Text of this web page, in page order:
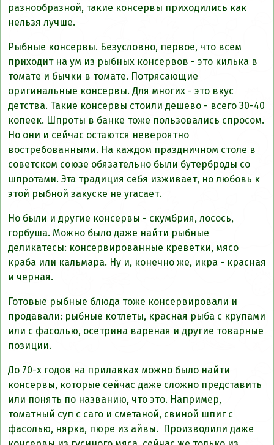
разнообразной, такие консервы приходились как
нельзя лучше.
Рыбные консервы. Безусловно, первое, что всем
приходит на ум из рыбных консервов - это килька в
томате и бычки в томате. Потрясающие
оригинальные консервы. Для многих - это вкус
детства. Такие консервы стоили дешево - всего 30-40
копеек. Шпроты в банке тоже пользовались спросом.
Но они и сейчас остаются невероятно
востребованными. На каждом праздничном столе в
советском союзе обязательно были бутерброды со
шпротами. Эта традиция себя изживает, но любовь к
этой рыбной закуске не угасает.
Но были и другие консервы - скумбрия, лосось,
горбуша. Можно было даже найти рыбные
деликатесы: консервированные креветки, мясо
краба или кальмара. Ну и, конечно же, икра - красная
и черная.
Готовые рыбные блюда тоже консервировали и
продавали: рыбные котлеты, красная рыба с крупами
или с фасолью, осетрина вареная и другие товарные
позиции.
До 70-х годов на прилавках можно было найти
консервы, которые сейчас даже сложно представить
или понять по названию, что это. Например,
томатный суп с саго и сметаной, свиной шпиг с
фасолью, нярка, пюре из айвы. Производили даже